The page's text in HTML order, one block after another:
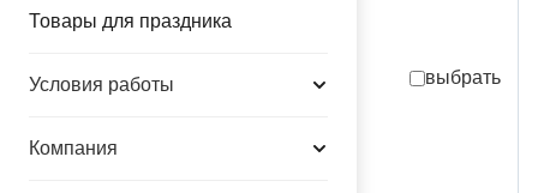
Товары для праздника
Условия работы
Компания
1501-6791 NO NAME
выбрать
присутствует на складе